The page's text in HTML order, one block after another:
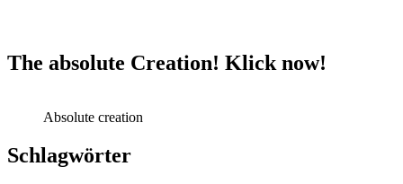
The absolute Creation! Klick now!
Absolute creation
Schlagwörter